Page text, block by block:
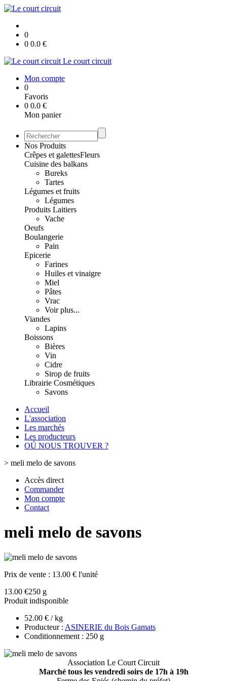
0
0 0.0 €
Le court circuit
Mon compte
0
Favoris
0 0.0 €
Mon panier
Nos Produits
Crêpes et galettesFleurs
Cuisine des balkans
Bureks
Tartes
Légumes et fruits
Légumes
Produits Laitiers
Vache
Oeufs
Boulangerie
Pain
Epicerie
Farines
Huiles et vinaigre
Miel
Pâtes
Vrac
Voir plus...
Viandes
Lapins
Boissons
Bières
Vin
Cidre
Sirop de fruits
Librairie Cosmétiques
Savons
Accueil
L'association
Les marchés
Les producteurs
OÚ NOUS TROUVER ?
> meli melo de savons
Accès direct
Commander
Mon compte
Contact
meli melo de savons
Prix de vente : 13.00 € l'unité
13.00 €250 g
Produit indisponible
52.00 € / kg
Producteur : ASINERIE du Bois Gamats
Conditionnement : 250 g
Association Le Court Circuit
Marché tous les vendredi soirs de 17h à 19h